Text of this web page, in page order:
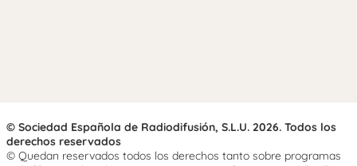
© Sociedad Española de Radiodifusión, S.L.U. 2026. Todos los
derechos reservados
© Quedan reservados todos los derechos tanto sobre programas